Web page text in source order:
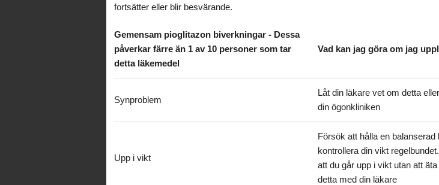
fortsätter eller blir besvärande.
Gemensam pioglitazon biverkningar - Dessa
påverkar färre än 1 av 10 personer som tar
detta läkemedel
Vad kan jag göra om jag
Synproblem
Låt din läkare vet om detta
din ögonkliniken
Upp i vikt
Försök att hålla en balanserad
kontrollera din vikt
att du går upp i vikt utan att
detta med din läkare